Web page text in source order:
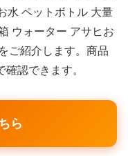
水 ペットボトル 大量
ウォーター アサヒお
ご紹介します。商品
認できます。
ら